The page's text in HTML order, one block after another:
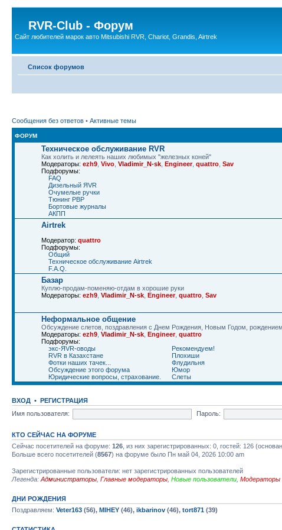
RVR-Club - Форум
Сайт любителей марок авто Mitsubishi RVR, Chariot, Grandis, Airtrek
Список форумов
Сообщения без ответов • Активные темы
ФОРУМ
Техническое обслуживание RVR
Как холить и лелеять наших любимых "железных коней"
Модераторы: ezh9 Vivo Vladimir_N-sk Engineer, quattro Sav
Подфорумы:
FAQ
Дизельный ЯVR
Очумелые ручки
Тюнинг РВР
Бортовые журналы
АКПП
Airtrek
Модератор: quattro
Подфорумы:
Общий
Техническое обслуживание Airtrek
F.A.Q.
Базар
Куплю-продам-поменяю-отдам в хорошие руки
Модераторы: ezh9 Vladimir_N-sk Engineer, quattro Sav
Неформальное общение
Обсуждение слетов, поздравления с Днем Рождения, Новым Годом,
Модераторы: ezh9 Vladimir_N-sk Engineer, quattro
Подфорумы:
экс-ЯVR-оводы
RVR в Казахстане
Фотки наших тачек...
Обсуждение этого форума
Юридические вопросы, страхование.
Рекомендуем!
Плохиши
Флудильня
Юмор
Слеты
ВХОД • РЕГИСТРАЦИЯ
Имя пользователя:
Пароль:
КТО СЕЙЧАС НА ФОРУМЕ
Сейчас посетителей на форуме: 126 , из них зарегистрированных: 0, гостей: 126
Больше всего посетителей (8567) на форуме было Пн май 04, 2026 10:00 am
Зарегистрированные пользователи: нет зарегистрированных пользователей
Легенда: Администраторы Главные модераторы Новые пользователи Модераторы
ДНИ РОЖДЕНИЯ
Поздравляем: Veter163 (56), MIHEY (46), ikbarinov (46), tort871 (39)